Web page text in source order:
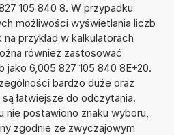
105 840 8. W przypadku
możliwości wyświetlania liczb
przykład w kalkulatorach
również zastosować
jako 6,005 827 105 840 8E+20.
bardzo duże oraz
łatwiejsze do odczytania.
nie postawiono znaku wyboru,
zgodnie ze zwyczajowym